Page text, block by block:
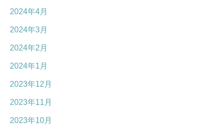
2024年4月
2024年3月
2024年2月
2024年1月
2023年12月
2023年11月
2023年10月